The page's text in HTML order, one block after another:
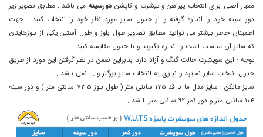
معیار اصلی برای انتخاب پیراهن و تیشرت و کاپشن دورسینه می باشد , مطابق تصویر زیر
دور سینه خود را اندازه گرفته و از جدول سایز مورد نظر خود را انتخاب کنید . جهت
اطمینان خاطر بیشتر می توانید مطابق تصاویر طول بلوز و طول آستین یکی از بلوزهایتان
که سایز آن مناسب است را اندازه بگیرید و با جدول مقایسه کنید .
توجه : این سویشرت حالت گنگ و آزاد دارد بنابراین ضمن در نظر گرفتن این مورد از طریق
جدول انتخاب سایز نمایید و نیازی به انتخاب سایز بزرگتر و ... نمی باشد .
سایز مانکن : سایز مدل ما با قد 175 سانتی متر ( طول بلوز 73.5 سانتی متر ) و دور سینه
104 سانتی متر و دور کمر 92 سانتی متر L شد .